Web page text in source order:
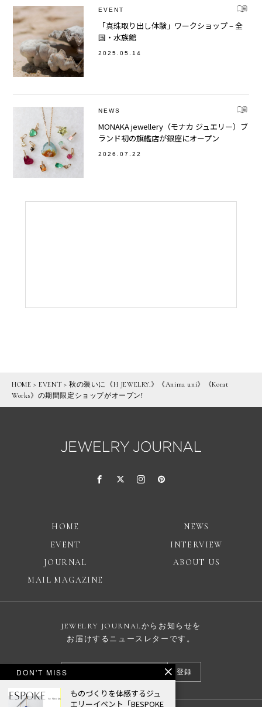
EVENT
「真珠取り出し体験」ワークショップ – 全
国・水族館
2025.05.14
NEWS
MONAKA jewellery（モナカ ジュエリー）ブ
ランド初の旗艦店が銀座にオープン
2026.07.22
HOME >EVENT >秋の装いに《H JEWELRY.》《Anima uni》《Korat
Works》の期間限定ショップがオープン!
HOME
NEWS
EVENT
INTERVIEW
JOURNAL
ABOUT US
MAIL MAGAZINE
JEWELRY JOURNALからお知らせを
お届けするニュースレターです。
登録
DON'T MISS
ものづくりを体感するジュ
エリーイベント「BESPOKE